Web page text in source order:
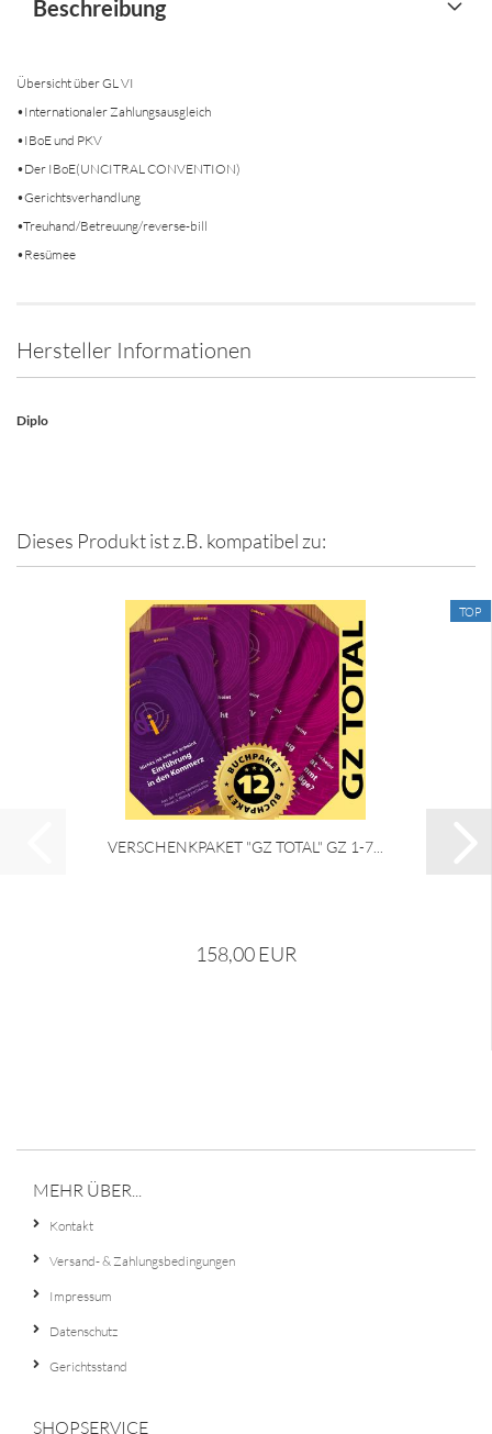
Beschreibung
Übersicht über GL VI
•Internationaler Zahlungsausgleich
•IBoE und PKV
•Der IBoE(UNCITRAL CONVENTION)
•Gerichtsverhandlung
•Treuhand/Betreuung/reverse-bill
•Resümee
Hersteller Informationen
Diplo
Dieses Produkt ist z.B. kompatibel zu:
TOP
VERSCHENKPAKET "GZ TOTAL" GZ 1-7...
158,00 EUR
MEHR ÜBER...
Kontakt
Versand- & Zahlungsbedingungen
Impressum
Datenschutz
Gerichtsstand
SHOPSERVICE